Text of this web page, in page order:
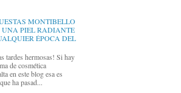
MONTIBELLO
UNA PIEL RADIANTE
ÉPOCA DEL
tardes hermosas! Si hay
de cosmética
en este blog esa es
ha pasad...